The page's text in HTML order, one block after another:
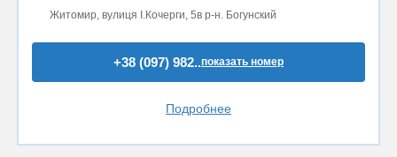
Житомир, вулиця І.Кочерги, 5в р-н. Богунский
+38 (097) 982..показать номер
Подробнее